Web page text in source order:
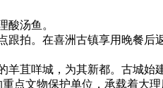
酸汤鱼。
跟拍。在喜洲古镇享用晚餐后
苴咩城，为其新都。古城始
点文物保护单位，承载着大